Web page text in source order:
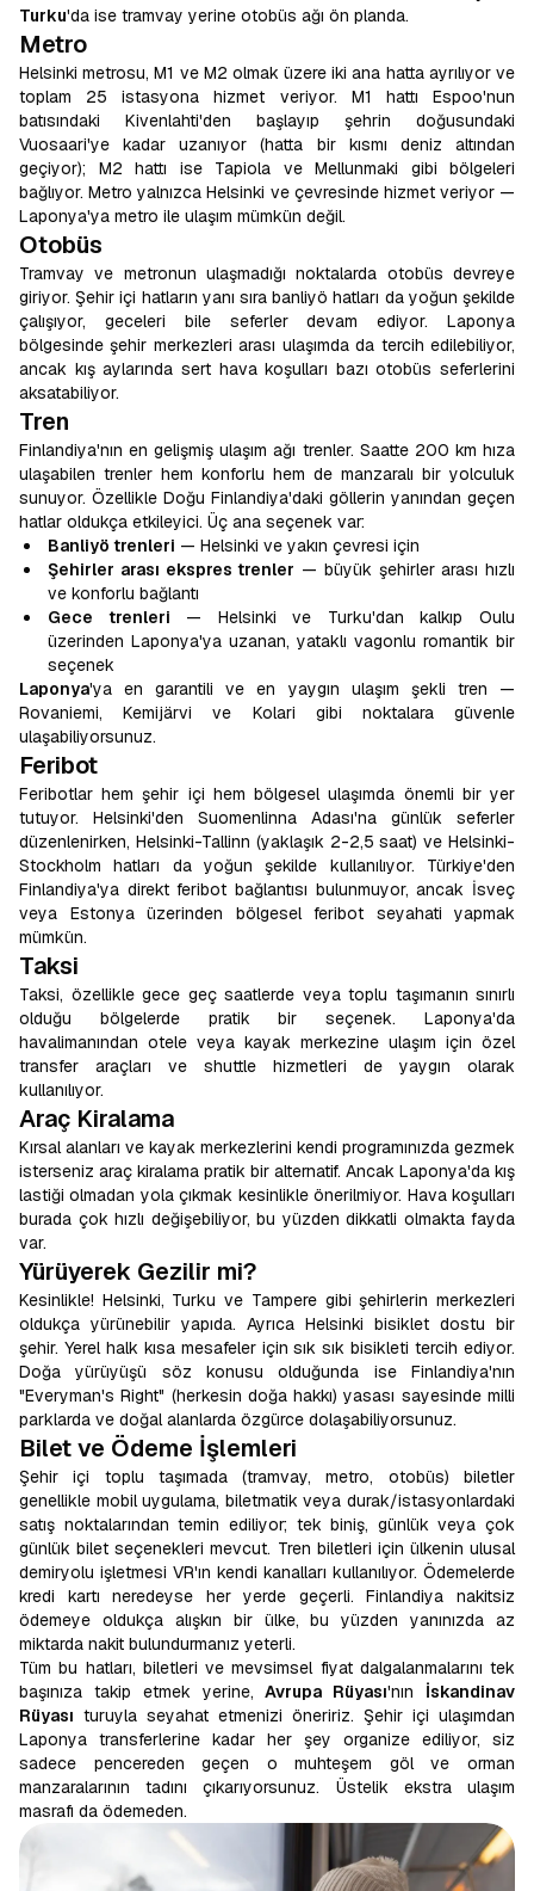
Turku'da ise tramvay yerine otobüs ağı ön planda.
Metro
Helsinki metrosu, M1 ve M2 olmak üzere iki ana hatta ayrılıyor ve
toplam 25 istasyona hizmet veriyor. M1 hattı Espoo'nun
batısındaki Kivenlahti'den başlayıp şehrin doğusundaki
Vuosaari'ye kadar uzanıyor (hatta bir kısmı deniz altından
geçiyor); M2 hattı ise Tapiola ve Mellunmaki gibi bölgeleri
bağlıyor. Metro yalnızca Helsinki ve çevresinde hizmet veriyor —
Laponya'ya metro ile ulaşım mümkün değil.
Otobüs
Tramvay ve metronun ulaşmadığı noktalarda otobüs devreye
giriyor. Şehir içi hatların yanı sıra banliyö hatları da yoğun şekilde
çalışıyor, geceleri bile seferler devam ediyor. Laponya
bölgesinde şehir merkezleri arası ulaşımda da tercih edilebiliyor,
ancak kış aylarında sert hava koşulları bazı otobüs seferlerini
aksatabiliyor.
Tren
Finlandiya'nın en gelişmiş ulaşım ağı trenler. Saatte 200 km hıza
ulaşabilen trenler hem konforlu hem de manzaralı bir yolculuk
sunuyor. Özellikle Doğu Finlandiya'daki göllerin yanından geçen
hatlar oldukça etkileyici. Üç ana seçenek var:
Banliyö trenleri — Helsinki ve yakın çevresi için
Şehirler arası ekspres trenler — büyük şehirler arası hızlı
ve konforlu bağlantı
Gece trenleri — Helsinki ve Turku'dan kalkıp Oulu
üzerinden Laponya'ya uzanan, yataklı vagonlu romantik bir
seçenek
Laponya'ya en garantili ve en yaygın ulaşım şekli tren —
Rovaniemi, Kemijärvi ve Kolari gibi noktalara güvenle
ulaşabiliyorsunuz.
Feribot
Feribotlar hem şehir içi hem bölgesel ulaşımda önemli bir yer
tutuyor. Helsinki'den Suomenlinna Adası'na günlük seferler
düzenlenirken, Helsinki-Tallinn (yaklaşık 2-2,5 saat) ve Helsinki-
Stockholm hatları da yoğun şekilde kullanılıyor. Türkiye'den
Finlandiya'ya direkt feribot bağlantısı bulunmuyor, ancak İsveç
veya Estonya üzerinden bölgesel feribot seyahati yapmak
mümkün.
Taksi
Taksi, özellikle gece geç saatlerde veya toplu taşımanın sınırlı
olduğu bölgelerde pratik bir seçenek. Laponya'da
havalimanından otele veya kayak merkezine ulaşım için özel
transfer araçları ve shuttle hizmetleri de yaygın olarak
kullanılıyor.
Araç Kiralama
Kırsal alanları ve kayak merkezlerini kendi programınızda gezmek
isterseniz araç kiralama pratik bir alternatif. Ancak Laponya'da kış
lastiği olmadan yola çıkmak kesinlikle önerilmiyor. Hava koşulları
burada çok hızlı değişebiliyor, bu yüzden dikkatli olmakta fayda
var.
Yürüyerek Gezilir mi?
Kesinlikle! Helsinki, Turku ve Tampere gibi şehirlerin merkezleri
oldukça yürünebilir yapıda. Ayrıca Helsinki bisiklet dostu bir
şehir. Yerel halk kısa mesafeler için sık sık bisikleti tercih ediyor.
Doğa yürüyüşü söz konusu olduğunda ise Finlandiya'nın
"Everyman's Right" (herkesin doğa hakkı) yasası sayesinde milli
parklarda ve doğal alanlarda özgürce dolaşabiliyorsunuz.
Bilet ve Ödeme İşlemleri
Şehir içi toplu taşımada (tramvay, metro, otobüs) biletler
genellikle mobil uygulama, biletmatik veya durak/istasyonlardaki
satış noktalarından temin ediliyor; tek biniş, günlük veya çok
günlük bilet seçenekleri mevcut. Tren biletleri için ülkenin ulusal
demiryolu işletmesi VR'ın kendi kanalları kullanılıyor. Ödemelerde
kredi kartı neredeyse her yerde geçerli. Finlandiya nakitsiz
ödemeye oldukça alışkın bir ülke, bu yüzden yanınızda az
miktarda nakit bulundurmanız yeterli.
Tüm bu hatları, biletleri ve mevsimsel fiyat dalgalanmalarını tek
başınıza takip etmek yerine,Avrupa Rüyası'nın İskandinav
Rüyası turuyla seyahat etmenizi öneririz. Şehir içi ulaşımdan
Laponya transferlerine kadar her şey organize ediliyor, siz
sadece pencereden geçen o muhteşem göl ve orman
manzaralarının tadını çıkarıyorsunuz. Üstelik ekstra ulaşım
masrafı da ödemeden.